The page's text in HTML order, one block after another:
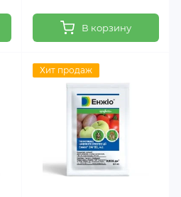
В корзину
Хит продаж